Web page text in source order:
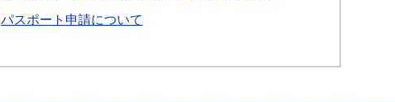
パスポート申請について